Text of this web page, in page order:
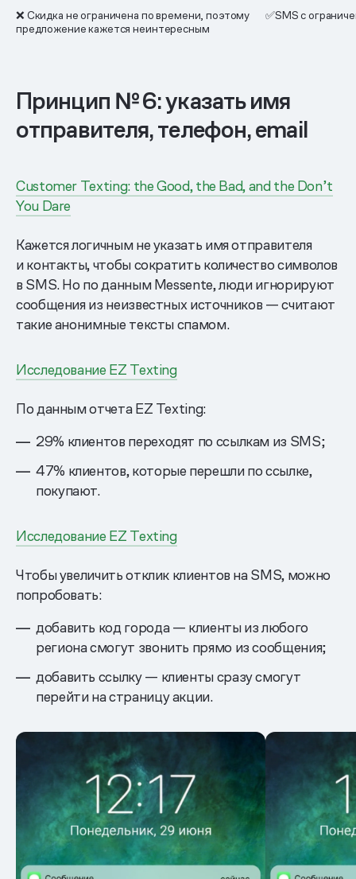
❌ Скидка не ограничена по времени, поэтому
предложение кажется неинтересным
✅SMS с
Принцип № 6: указать имя
отправителя, телефон, email
Customer Texting: the Good, the Bad, and the Don’t
You Dare
Кажется логичным не указать имя отправителя
и контакты, чтобы сократить количество символов
в SMS. Но по данным Messente, люди игнорируют
сообщения из неизвестных источников — считают
такие анонимные тексты спамом.
Исследование EZ Texting
По данным отчета EZ Texting:
29% клиентов переходят по ссылкам из SMS;
47% клиентов, которые перешли по ссылке,
покупают.
Исследование EZ Texting
Чтобы увеличить отклик клиентов на SMS, можно
попробовать:
добавить код города — клиенты из любого
региона смогут звонить прямо из сообщения;
добавить ссылку — клиенты сразу смогут
перейти на страницу акции.